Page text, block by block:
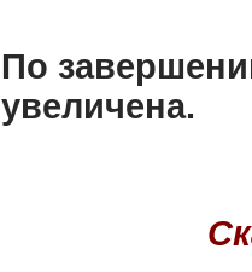
По
увеличена.